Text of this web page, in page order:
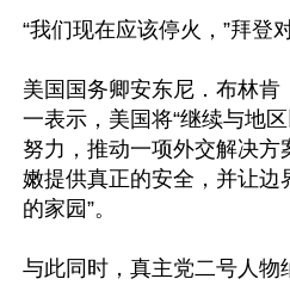
“我们现在应该停火，”拜登
美国国务卿安东尼．布林肯
一表示，美国将“继续与地
努力，推动一项外交解决方
嫩提供真正的安全，并让边
的家园”。
与此同时，真主党二号人物